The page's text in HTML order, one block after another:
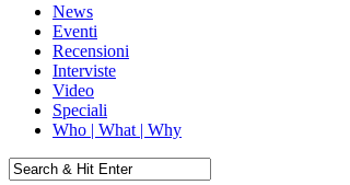
News
Eventi
Recensioni
Interviste
Video
Speciali
Who | What | Why